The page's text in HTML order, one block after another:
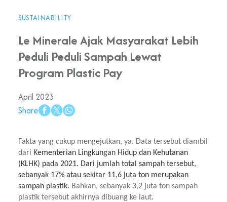
SUSTAINABILITY
Le Minerale Ajak Masyarakat Lebih
Peduli Peduli Sampah Lewat
Program Plastic Pay
April 2023
Share
Fakta yang cukup mengejutkan, ya. Data tersebut diambil
dari Kementerian Lingkungan Hidup dan Kehutanan
(KLHK) pada 2021. Dari jumlah total sampah tersebut,
sebanyak 17% atau sekitar 11,6 juta ton merupakan
sampah plastik. Bahkan, sebanyak 3,2 juta ton sampah
plastik tersebut akhirnya dibuang ke laut.